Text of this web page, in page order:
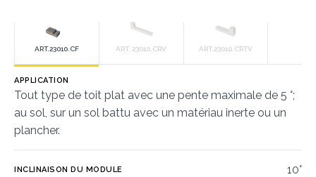
ART.23010.CF ART. 23010.CRV ART.23010.CRTV
APPLICATION
Tout type de toit plat avec une pente maximale de 5 °;
au sol, sur un sol battu avec un matériau inerte ou un
plancher.
INCLINAISON DU MODULE 10°